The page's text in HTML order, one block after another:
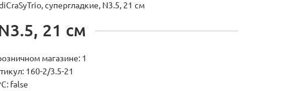
супергладкие, N3.5, 21 см
21 см
магазине: 1
160-2/3.5-21
false